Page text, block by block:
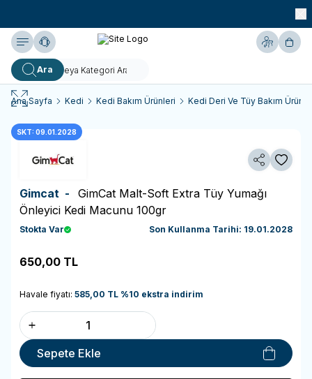
Yardım
Ara
Hesabım
Ana Sayfa Kedi Kedi Bakım Ürünleri Kedi Deri Ve Tüy Bakım
SKT: 09.01.2028
Paylaş
Gimcat - GimCat Malt-Soft Extra Tüy Yumağı
Önleyici Kedi Macunu 100gr
Stokta Var Son Kullanma Tarihi: 19.01.2028
650,00 TL
Havale fiyatı: 585,00 TL %10 ekstra indirim
Sepete Ekle